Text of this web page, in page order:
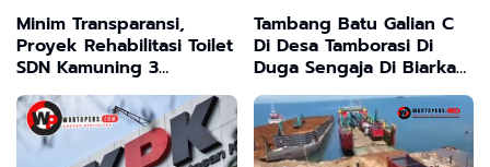
Minim Transparansi,
Proyek Rehabilitasi Toilet
SDN Kamuning 3
Sampang Tuai Kritik
Tambang Batu Galian C
Di Desa Tamborasi Di
Duga Sengaja Di Biarkan
Beroperasi Karna Diduga
Ada Kong KaliKong.